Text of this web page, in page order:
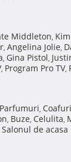
Middleton,
, Angelina Jolie,
, Gina Pistol,
, Program Pro TV,
Parfumuri, Coafuri
, Buze, Celulita,
Salonul de acasa